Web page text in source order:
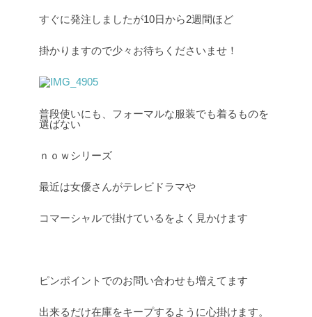
すぐに発注しましたが10日から2週間ほど
掛かりますので少々お待ちくださいませ！
普段使いにも、フォーマルな服装でも着るものを
選ばない
ｎｏｗシリーズ
最近は女優さんがテレビドラマや
コマーシャルで掛けているをよく見かけます
ピンポイントでのお問い合わせも増えてます
出来るだけ在庫をキープするように心掛けます。